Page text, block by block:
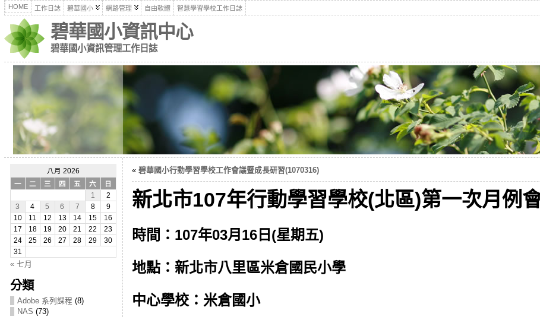
HOME 工作日誌 碧華國小 網路管理 自由軟體 智慧學習學校工作日誌
碧華國小資訊中心
碧華國小資訊管理工作日誌
八月 2026
一
二 三 四 五 六
日
1
2
3
4 5 6 7 8
9
10
11 12 13 14 15
16
17
18 19 20 21 22
23
24
25 26 27 28 29
30
31
« 七月
分類
Adobe 系列課程 (8)
NAS (73)
« 碧華國小行動學習學校工作會議暨成長研習(1070316)
新北市107年行動學習學校(北區)第一次月例
時間：107年03月16日(星期五)
地點：新北市八里區米倉國民小學
中心學校：米倉國小